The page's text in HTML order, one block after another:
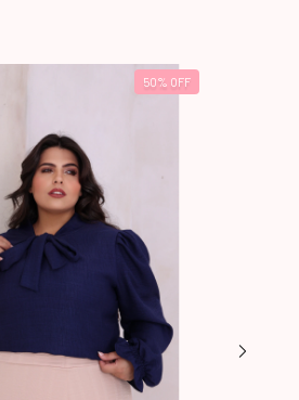
50% OFF